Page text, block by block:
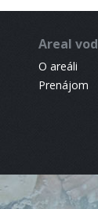
Areal
O areáli
Prenájom